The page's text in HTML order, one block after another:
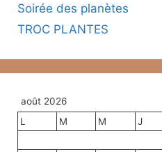
Soirée des planètes
TROC PLANTES
août 2026
L
M M J